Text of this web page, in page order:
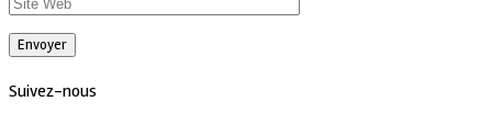
Suivez-nous